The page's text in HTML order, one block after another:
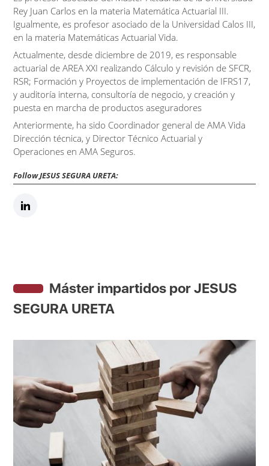
Rey Juan Carlos en la materia Matemática Actuarial III.
Igualmente, es profesor asociado de la Universidad Calos III,
en la materia Matemáticas Actuarial Vida.
Actualmente, desde diciembre de 2019, es responsable
actuarial de AREA XXI realizando Cálculo y revisión de SFCR,
RSR; Formación y Proyectos de implementación de IFRS17,
y auditoría interna, consultoría de negocio, y creación y
puesta en marcha de productos aseguradores
Anteriormente, ha sido Coordinador general de AMA Vida
Dirección técnica, y Director Técnico Actuarial y
Operaciones en AMA Seguros.
Follow JESUS SEGURA URETA:
Máster impartidos por JESUS
SEGURA URETA